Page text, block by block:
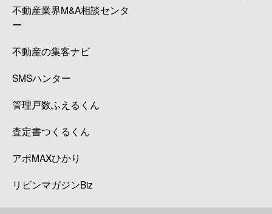
不動産業界M&A相談センタ
ー
不動産の集客ナビ
SMSハンター
管理戸数ふえるくん
査定書つくるくん
アポMAXひかり
リビンマガジンBiz